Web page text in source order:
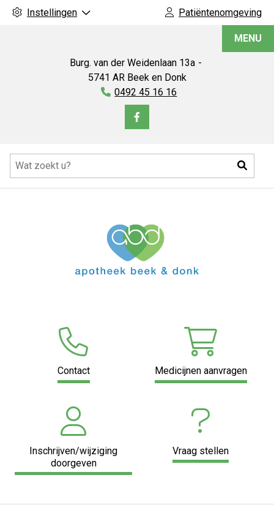
Instellingen Patiëntenomgeving
Burg. van der Weidenlaan 13a
5741 AR Beek en Donk
Tel:
0492 45 16 16
Bezoek
facebook
MENU
Contact Medicijnen aanvragen
Inschrijven/wijziging
doorgeven
Vraag stellen